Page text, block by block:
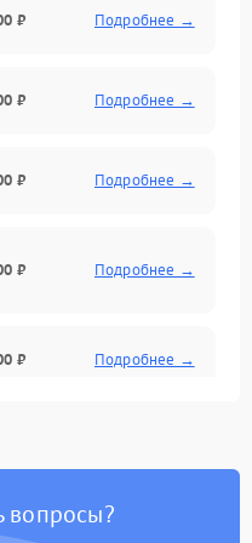
₽ Подробнее →
₽ Подробнее →
₽ Подробнее →
₽ Подробнее →
₽ Подробнее →
₽ Подробнее →
вопросы?